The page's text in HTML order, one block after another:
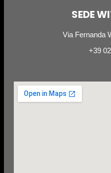
SEDE
Via Fernanda
+39